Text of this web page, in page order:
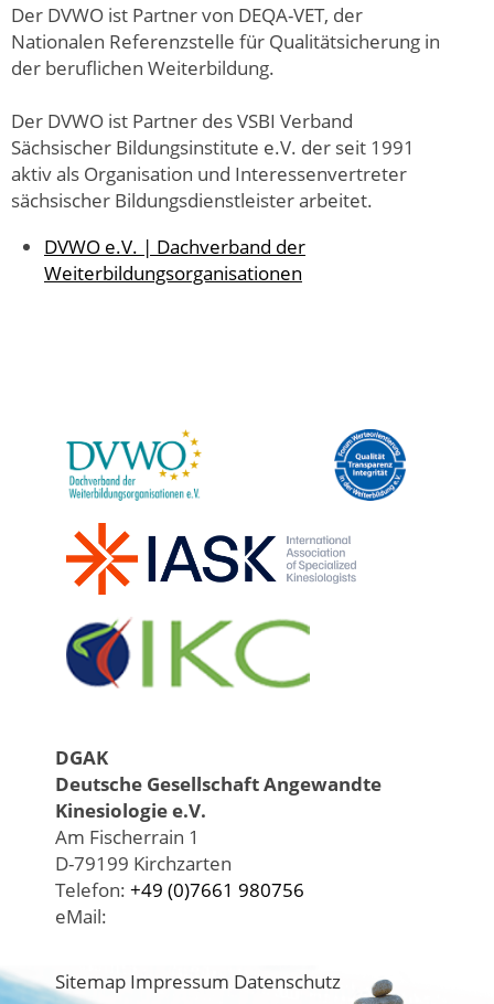
Der DVWO ist Partner von DEQA-VET, der
Nationalen Referenzstelle für Qualitätsicherung in
der beruflichen Weiterbildung.
Der DVWO ist Partner des VSBI Verband
Sächsischer Bildungsinstitute e.V. der seit 1991
aktiv als Organisation und Interessenvertreter
sächsischer Bildungsdienstleister arbeitet.
DVWO e.V. | Dachverband der
Weiterbildungsorganisationen
DGAK
Deutsche Gesellschaft Angewandte
Kinesiologie e.V.
Am Fischerrain 1
D-79199 Kirchzarten
Telefon: +49 (0)7661 980756
eMail:
Sitemap Impressum Datenschutz